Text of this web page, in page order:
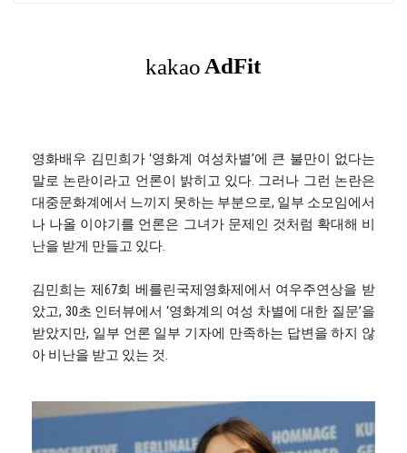
영화배우 김민희가 ‘영화계 여성차별’에 큰 불만이 없다는
말로 논란이라고 언론이 밝히고 있다. 그러나 그런 논란은
대중문화계에서 느끼지 못하는 부분으로, 일부 소모임에서
나 나올 이야기를 언론은 그녀가 문제인 것처럼 확대해 비
난을 받게 만들고 있다.
김민희는 제67회 베를린국제영화제에서 여우주연상을 받
았고, 30초 인터뷰에서 ‘영화계의 여성 차별에 대한 질문’을
받았지만, 일부 언론 일부 기자에 만족하는 답변을 하지 않
아 비난을 받고 있는 것.